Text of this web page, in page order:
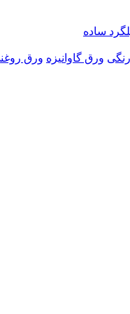
ساده
ورق گاوانیزه ورق